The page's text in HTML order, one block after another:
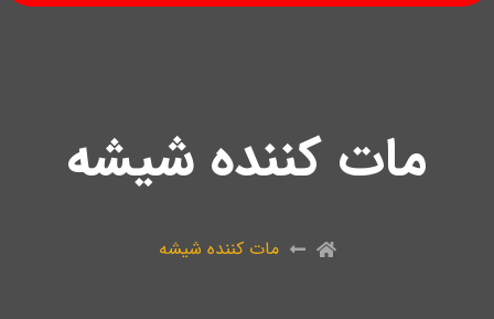
مات کننده شیشه
مات کننده شیشه